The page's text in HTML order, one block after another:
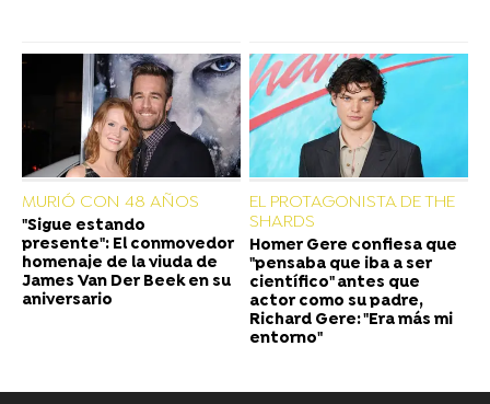
MURIÓ CON 48 AÑOS
"Sigue estando
presente": El conmovedor
homenaje de la viuda de
James Van Der Beek en su
aniversario
EL PROTAGONISTA DE THE
SHARDS
Homer Gere confiesa que
"pensaba que iba a ser
científico" antes que
actor como su padre,
Richard Gere: "Era más mi
entorno"